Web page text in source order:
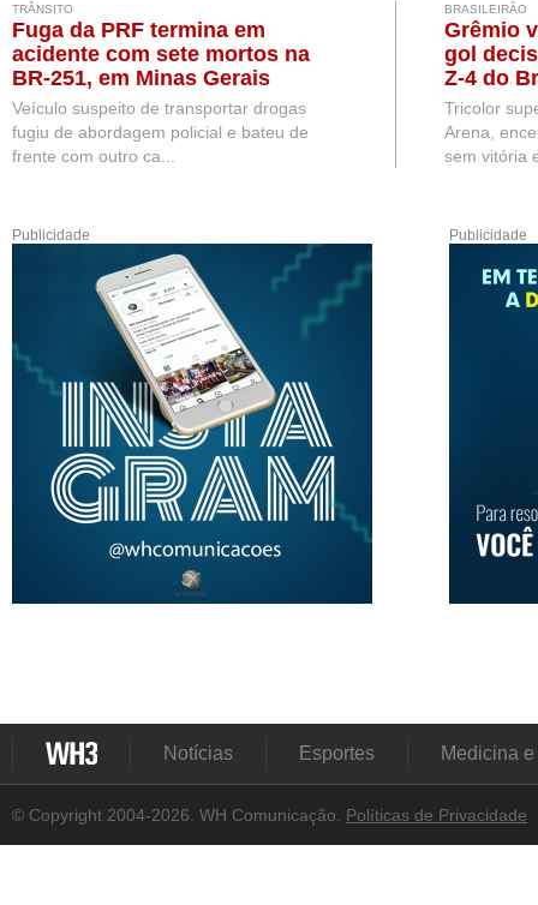
TRÂNSITO
Fuga da PRF termina em
acidente com sete mortos na
BR-251, em Minas Gerais
Veículo suspeito de transportar drogas
fugiu de abordagem policial e bateu de
frente com outro ca...
BRASILEIRÃO
Grêmio
gol
Z-4 do
Tricolor
Arena,
sem vitória
Publicidade Publicidade
Notícias Esportes Medicina
© Copyright 2004-2026. WH Comunicação. Políticas de Privacidade